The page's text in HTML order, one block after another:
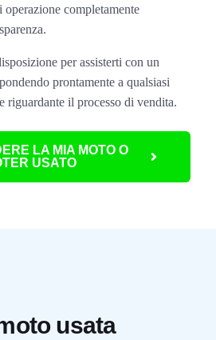
completamente
per assisterti con un
prontamente a qualsiasi
riguardante il processo di vendita.
LA MIA MOTO O
USATO
usata